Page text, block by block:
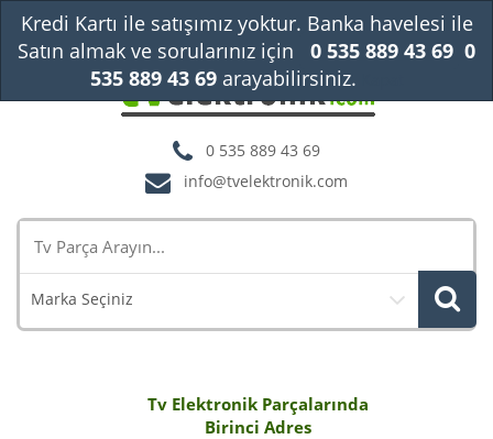
0 535 889 43 69
info@tvelektronik.com
Marka Seçiniz
Tv Elektronik Parçalarında
Birinci Adres
Kredi Kartı ile satışımız yoktur. Banka havelesi ile
Satın almak ve sorularınız için
0 535 889 43 69 0
535 889 43 69arayabilirsiniz.